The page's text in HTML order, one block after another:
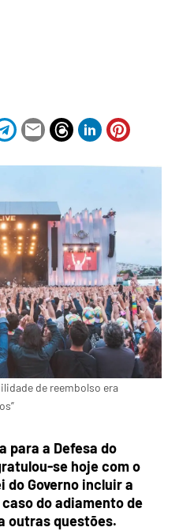
de reembolso era
para a Defesa do
se hoje com o
do Governo incluir a
do adiamento de
outras questões.